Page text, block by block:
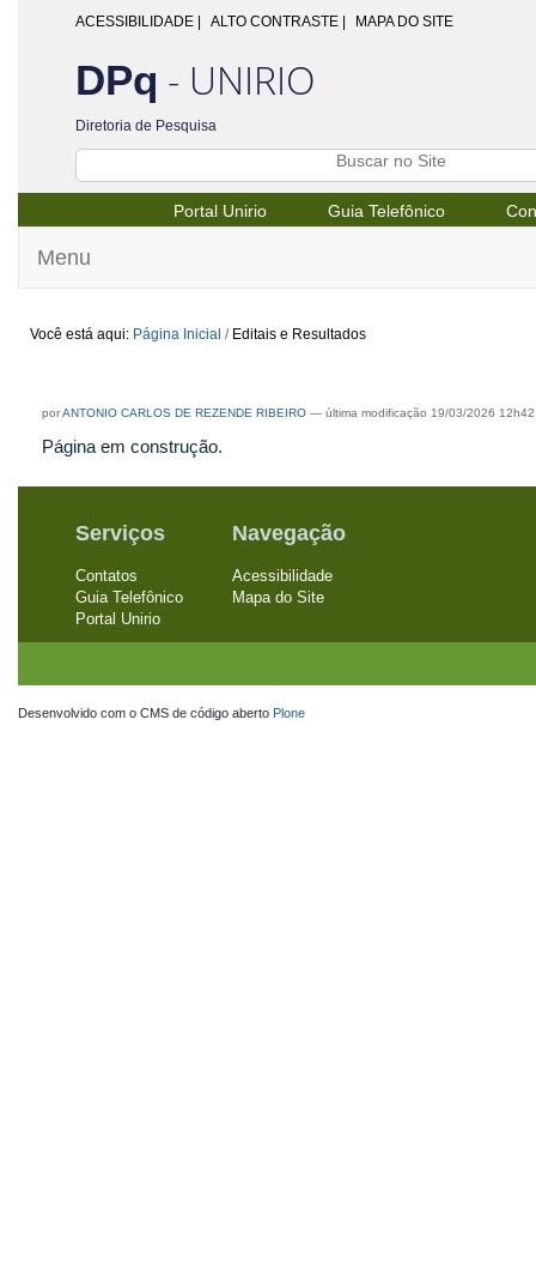
ACESSIBILIDADE ALTO CONTRASTE | MAPA DO SITE
DPq - UNIRIO
Diretoria de Pesquisa
Portal Unirio Guia Telefônico
Menu
Você está aqui: Página Inicial / Editais e Resultados
porANTONIO CARLOS DE REZENDE RIBEIRO —última modificação 19/03/2026 12h42
Página em construção.
Serviços
Contatos
Guia Telefônico
Portal Unirio
Navegação
Acessibilidade
Mapa do Site
Desenvolvido com o CMS de código aberto Plone